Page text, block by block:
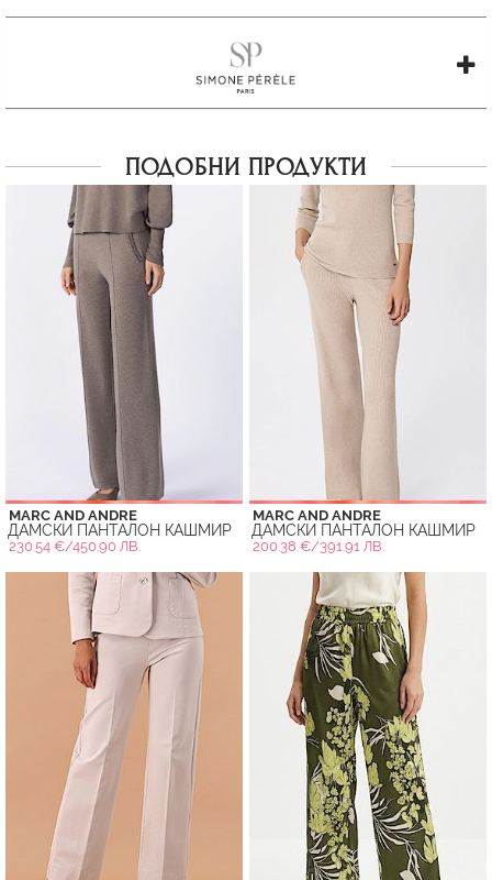
ПОДОБНИ ПРОДУКТИ
MARC AND ANDRE
ДАМСКИ ПАНТАЛОН КАШМИР
230.54 €/450.90 ЛВ.
MARC AND ANDRE
ДАМСКИ ПАНТАЛОН КАШМИР
200.38 €/391.91 ЛВ.